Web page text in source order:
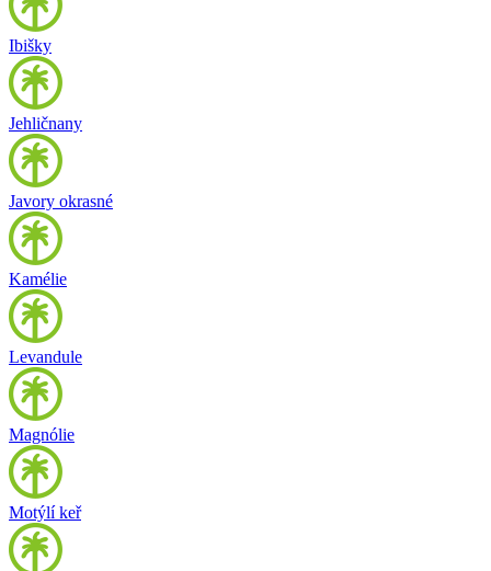
Ibišky
Jehličnany
Javory okrasné
Kamélie
Levandule
Magnólie
Motýlí keř